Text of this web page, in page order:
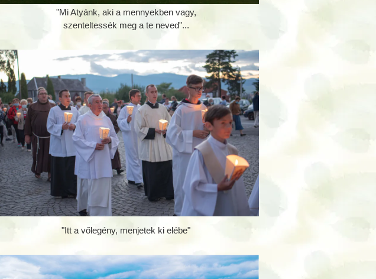
"Mi Atyánk, aki a mennyekben vagy,
szenteltessék meg a te neved"...
"Itt a vőlegény, menjetek ki elébe"